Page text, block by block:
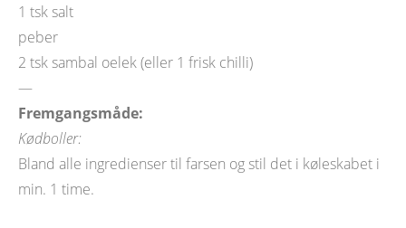
1 tsk salt
peber
2 tsk sambal oelek (eller 1 frisk chilli)
—
Fremgangsmåde:
Kødboller:
Bland alle ingredienser til farsen og stil det i køleskabet i
min. 1 time.